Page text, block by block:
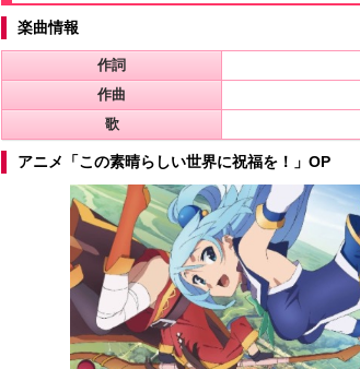
楽曲情報
作詞
作曲
歌
アニメ「この素晴らしい世界に祝福を！」OP